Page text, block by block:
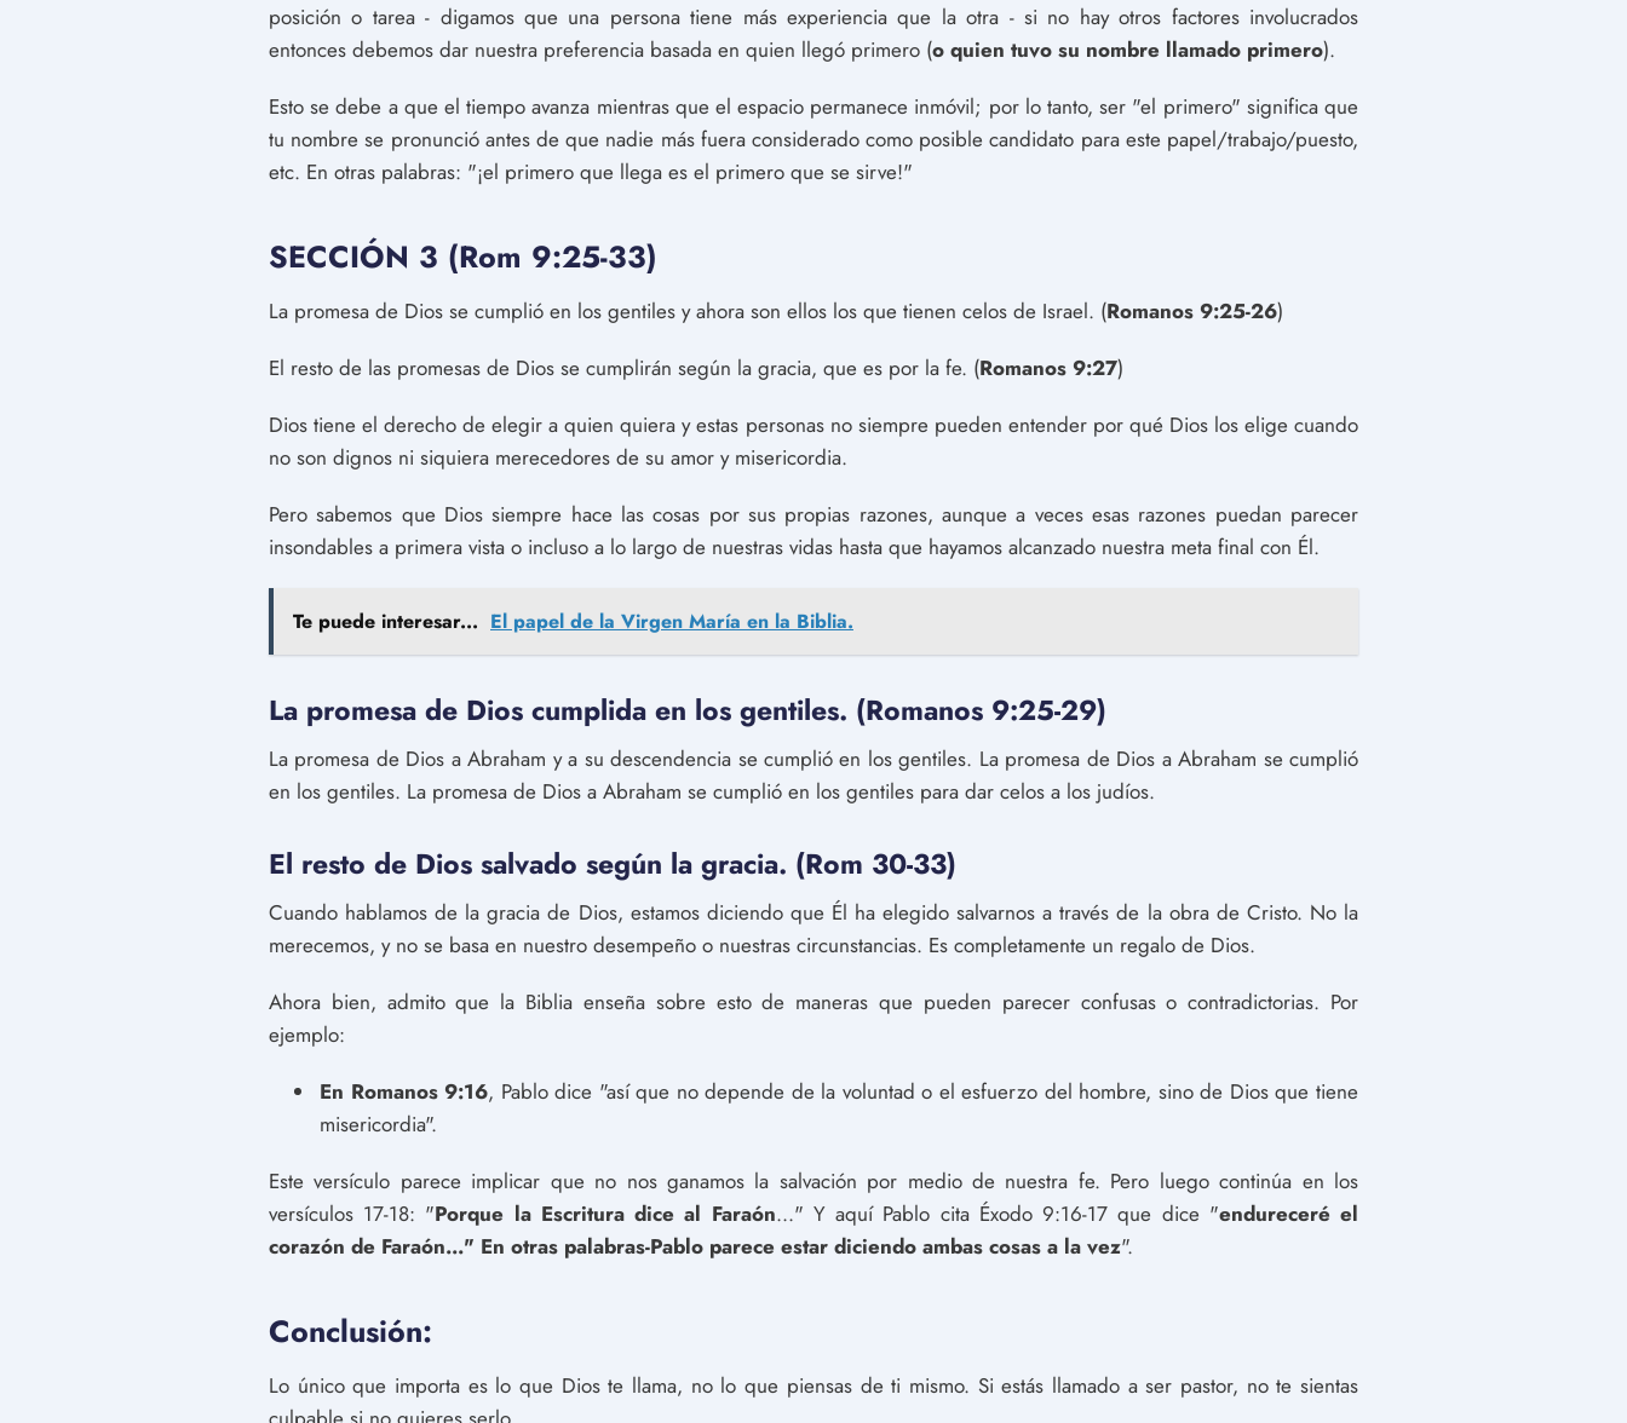
posición o tarea - digamos que una persona tiene más experiencia que la otra - si no hay otros factores involucrados
entonces debemos dar nuestra preferencia basada en quien llegó primero (o quien tuvo su nombre llamado primero).
Esto se debe a que el tiempo avanza mientras que el espacio permanece inmóvil; por lo tanto, ser "el primero" significa que
tu nombre se pronunció antes de que nadie más fuera considerado como posible candidato para este papel/trabajo/puesto,
etc. En otras palabras: "¡el primero que llega es el primero que se sirve!"
SECCIÓN 3 (Rom 9:25-33)
La promesa de Dios se cumplió en los gentiles y ahora son ellos los que tienen celos de Israel. (Romanos 9:25-26)
El resto de las promesas de Dios se cumplirán según la gracia, que es por la fe. (Romanos 9:27)
Dios tiene el derecho de elegir a quien quiera y estas personas no siempre pueden entender por qué Dios los elige cuando
no son dignos ni siquiera merecedores de su amor y misericordia.
Pero sabemos que Dios siempre hace las cosas por sus propias razones, aunque a veces esas razones puedan parecer
insondables a primera vista o incluso a lo largo de nuestras vidas hasta que hayamos alcanzado nuestra meta final con Él.
Te puede interesar... El papel de la Virgen María en la Biblia.
La promesa de Dios cumplida en los gentiles. (Romanos 9:25-29)
La promesa de Dios a Abraham y a su descendencia se cumplió en los gentiles. La promesa de Dios a Abraham se cumplió
en los gentiles. La promesa de Dios a Abraham se cumplió en los gentiles para dar celos a los judíos.
El resto de Dios salvado según la gracia. (Rom 30-33)
Cuando hablamos de la gracia de Dios, estamos diciendo que Él ha elegido salvarnos a través de la obra de Cristo. No la
merecemos, y no se basa en nuestro desempeño o nuestras circunstancias. Es completamente un regalo de Dios.
Ahora bien, admito que la Biblia enseña sobre esto de maneras que pueden parecer confusas o contradictorias. Por
ejemplo:
En Romanos 9:16, Pablo dice "así que no depende de la voluntad o el esfuerzo del hombre, sino de Dios que tiene
misericordia".
Este versículo parece implicar que no nos ganamos la salvación por medio de nuestra fe. Pero luego continúa en los
versículos 17-18: "Porque la Escritura dice al Faraón..." Y aquí Pablo cita Éxodo 9:16-17 que dice "endureceré el
corazón de Faraón..." En otras palabras-Pablo parece estar diciendo ambas cosas a la vez".
Conclusión:
Lo único que importa es lo que Dios te llama, no lo que piensas de ti mismo. Si estás llamado a ser pastor, no te sientas